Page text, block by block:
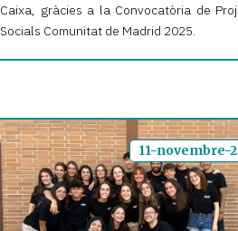
Caixa, gràcies a la Convocatòria de
Socials Comunitat de Madrid 2025.
11-novembre-